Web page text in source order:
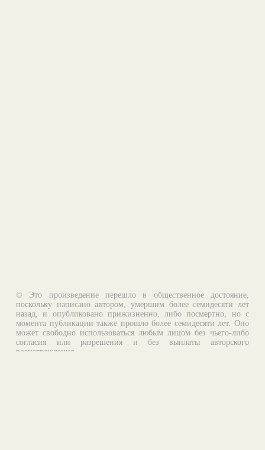
© Это произведение перешло в общественное достояние,
поскольку написано автором, умершим более семидесяти лет
назад, и опубликовано прижизненно, либо посмертно, но с
момента публикации также прошло более семидесяти лет. Оно
может свободно использоваться любым лицом без чьего-либо
согласия или разрешения и без выплаты авторского
вознаграждения.